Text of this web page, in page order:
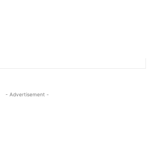
- Advertisement -